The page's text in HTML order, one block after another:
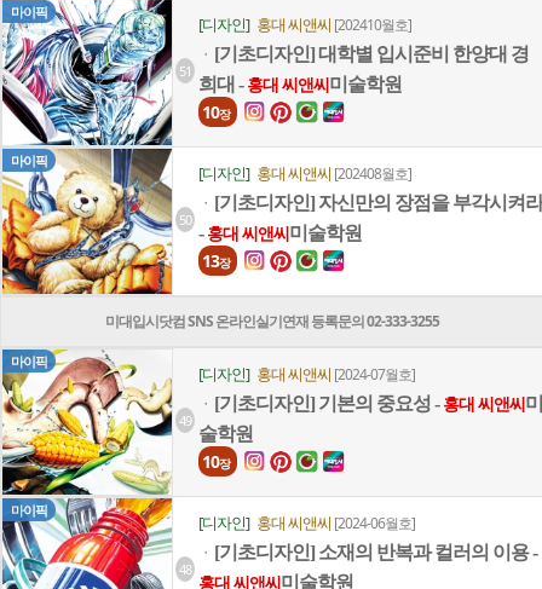
마이픽
51
[디자인] 홍대 씨앤씨 [202410월호]
ㆍ [기초디자인] 대학별 입시준비 한양대 경
희대 - 홍대 씨앤씨 미술학원
10장
마이픽
50
[디자인] 홍대 씨앤씨 [202408월호]
ㆍ [기초디자인] 자신만의 장점을 부각시켜라
- 홍대 씨앤씨 미술학원
13장
미대입시닷컴 SNS 온라인실기연재 등록문의 02-333-3255
마이픽
49
[디자인] 홍대 씨앤씨 [2024-07월호]
ㆍ [기초디자인] 기본의 중요성 - 홍대 씨앤씨 미
술학원
10장
마이픽
48
[디자인] 홍대 씨앤씨 [2024-06월호]
ㆍ [기초디자인] 소재의 반복과 컬러의 이용 -
홍대 씨앤씨 미술학원